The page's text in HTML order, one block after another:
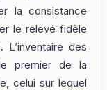
la consistance
le relevé fidèle
des
premier de la
celui sur lequel